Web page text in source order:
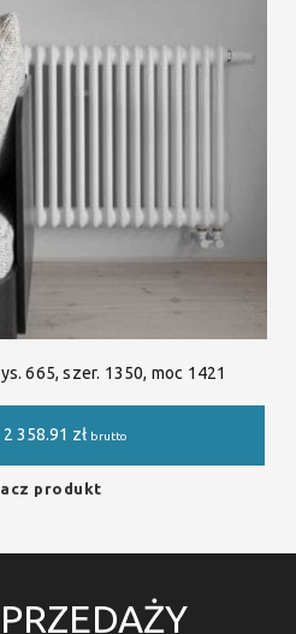
665, szer. 1350, moc 1421
2 358.91 zł brutto
produkt